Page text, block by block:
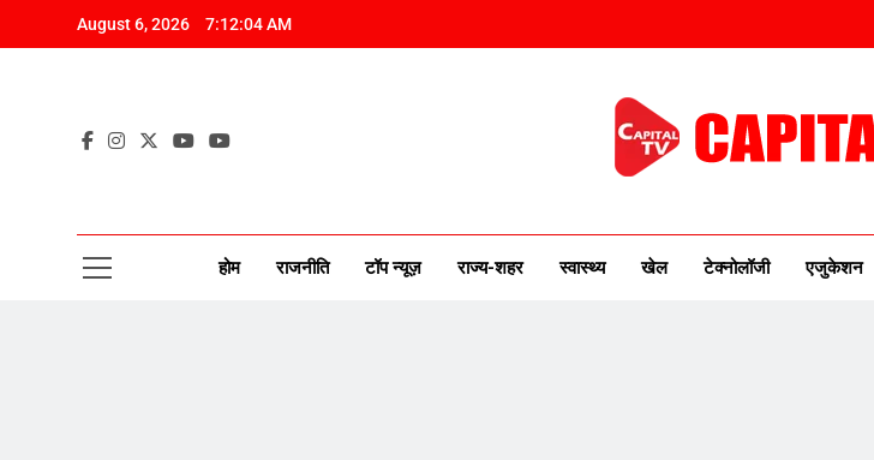
August 6, 2026 7:12:05 AM
होम राजनीति टॉप न्यूज़ राज्य-शहर स्वास्थ्य खेल टेक्नोलॉजी एजुकेशन